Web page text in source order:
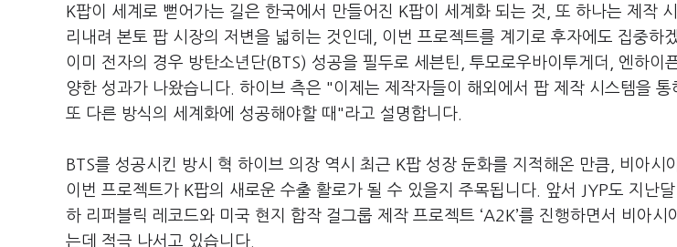
K팝이 세계로 뻗어가는 길은 한국에서 만들어진 K팝이 세계화 되는 것
또 하나는 제작
리내려 본토 팝 시장의 저변을 넓히는 것인데
이번 프로젝트를 계기로 후자에도 집중하
이미 전자의 경우 방탄소년단(BTS) 성공을 필두로 세븐틴 투모로우바이투게더 엔하이
양한 성과가 나왔습니다 하이브 측은 "이제는 제작자들이 해외에서 팝 제작 시스템을 통
또 다른 방식의 세계화에 성공해야할 때 "라고 설명합니다
BTS를 성공시킨 방시 혁 하이브 의장 역시 최근 K팝 성장 둔화를 지적해온 만큼
비아시
이번 프로젝트가 K팝의 새로운 수출 활로가 될 수 있을지 주목됩니다 앞서 JYP도 지난
하 리퍼블릭 레코드와 미국 현지 합작 걸그룹 제작 프로젝트 ‘A2K’를 진행하면서 비아시
는데 적극 나서고 있습니다